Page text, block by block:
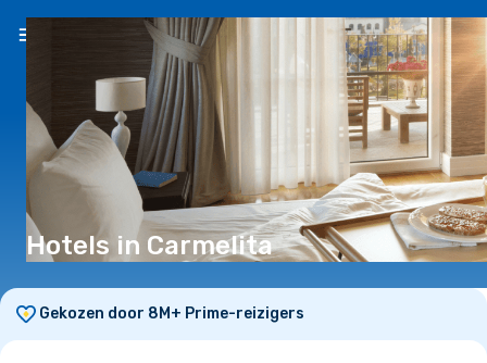
NL(€)
Hotels in Carmelita
Gekozen door 8M+ Prime-reizigers